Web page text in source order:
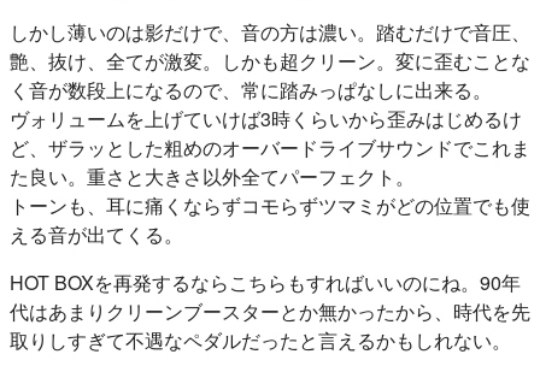
しかし薄いのは影だけで、音の方は濃い。踏むだけで音圧、
艶、抜け、全てが激変。しかも超クリーン。変に歪むことな
く音が数段上になるので、常に踏みっぱなしに出来る。
ヴォリュームを上げていけば3時くらいから歪みはじめるけ
ど、ザラッとした粗めのオーバードライブサウンドでこれま
た良い。重さと大きさ以外全てパーフェクト。
トーンも、耳に痛くならずコモらずツマミがどの位置でも使
える音が出てくる。
HOT BOXを再発するならこちらもすればいいのにね。90年
代はあまりクリーンブースターとか無かったから、時代を先
取りしすぎて不遇なペダルだったと言えるかもしれない。